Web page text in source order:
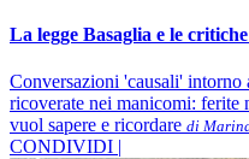
La legge Basaglia e le
Conversazioni 'causali' intorno
ricoverate nei manicomi: ferite
vuol sapere e ricordare di
CONDIVIDI |